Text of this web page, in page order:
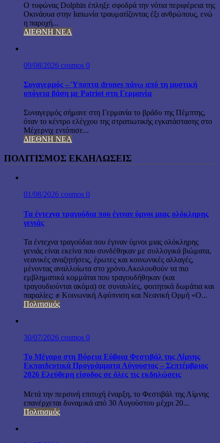
Ο τυφώνας Dolphin έπληξε σφοδρά την νότια περιφέρεια της
Οκινάουα στην Ιαπωνία τραυματίζοντας έξι ανθρώπους, ενώ
η παροχή...
ΔΙΕΘΝΗ ΝΕΑ
09/08/2026 cosmos 0
Συναγερμός – Ύποπτα drones πάνω από τη μυστική
υπόγεια βάση με Patriot στη Γερμανία
Συναγερμός σήμανε στη Γερμανία το βράδυ της Πέμπτης,
όταν το κέντρο ελέγχου της στρατιωτικής εγκατάστασης στο
Μέχερνιχ εντόπισε...
ΔΙΕΘΝΗ ΝΕΑ
ΠΟΛΙΤΙΣΜΟΣ ΕΚΔΗΛΩΣΕΙΣ
01/08/2026 cosmos 0
Τα έντεχνα τραγούδια που έγιναν ύμνοι μιας ολόκληρης
γενιάς
Τα έντεχνα τραγούδια που έγιναν ύμνοι μιας ολόκληρης
γενιάς είναι εκείνα που συνδέθηκαν με συλλογικά βιώματα,
νεανικές αναζητήσεις, έρωτες και κοινωνικές αλλαγές,
μένοντας αναλλοίωτα στο χρόνο.Ακολουθούν τα πιο
εμβληματικά κομμάτια που τραγουδήθηκαν (και
τραγουδιούνται ακόμα) σε συναυλίες, φοιτητικά δωμάτια και
παραλίες: ✊ Κοινωνική Αφύπνιση και Νεανική Ορμή «Ο...
Πολιτισμός
30/07/2026 cosmos 0
Το Μέγαρο στη Βόρεια Εύβοια Φεστιβάλ της Λίμνης
Εκπαιδευτικά Προγράμματα Αύγουστος – Σεπτέμβριος
2026 Ελεύθερη είσοδος σε όλες τις εκδηλώσεις
Μετά την περσινή επιτυχή έναρξη, το Φεστιβάλ της Λίμνης
επανέρχεται δυναμικά από 30 Αυγούστου μέχρι 20...
Πολιτισμός